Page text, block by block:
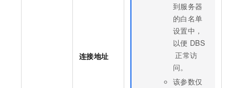
连接地址
到服务器
的白名单
设置中，
以便 DBS
正常访
问。
该参数仅